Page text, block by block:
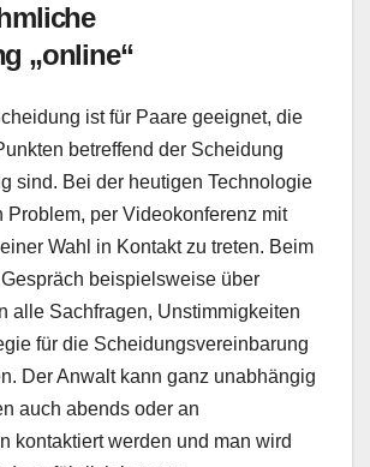
„online“
ist für Paare geeignet, die
betreffend der Scheidung
sind. Bei der heutigen Technologie
Problem, per Videokonferenz mit
Wahl in Kontakt zu treten. Beim
beispielsweise über
alle Sachfragen, Unstimmigkeiten
für die Scheidungsvereinbarung
Der Anwalt kann ganz unabhängig
auch abends oder an
kontaktiert werden und man wird